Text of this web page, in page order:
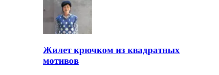
Жилет крючком из квадратных
мотивов